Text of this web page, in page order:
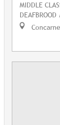
MIDDLE